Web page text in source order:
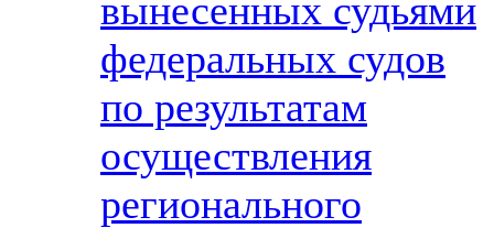
вынесенных судьями
федеральных судов
по результатам
осуществления
регионального